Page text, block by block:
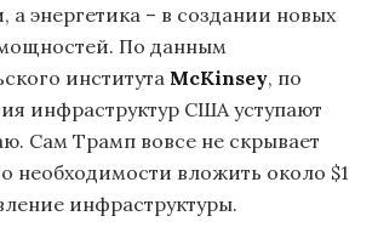
а энергетика – в создании новых
По данным
института McKinsey, по
инфраструктур США уступают
Сам Трамп вовсе не скрывает
о необходимости вложить около $1
инфраструктуры.